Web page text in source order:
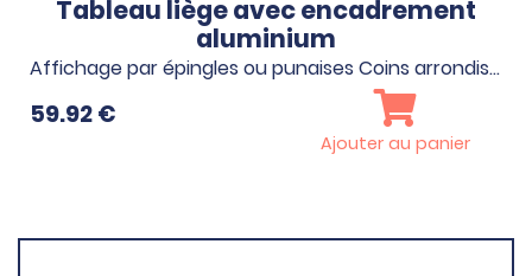
Tableau liège avec encadrement
aluminium
Affichage par épingles ou punaises Coins arrondis…
59.92€
Ajouter au panier